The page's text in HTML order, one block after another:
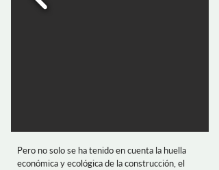
Pero no solo se ha tenido en cuenta la huella
económica y ecológica de la construcción, el